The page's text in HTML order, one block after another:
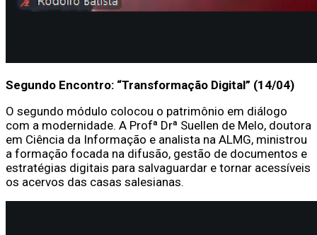
Segundo Encontro: “Transformação Digital” (14/04)
O segundo módulo colocou o patrimônio em diálogo
com a modernidade. A Profª Drª Suellen de Melo, doutora
em Ciência da Informação e analista na ALMG, ministrou
a formação focada na difusão, gestão de documentos e
estratégias digitais para salvaguardar e tornar acessíveis
os acervos das casas salesianas.